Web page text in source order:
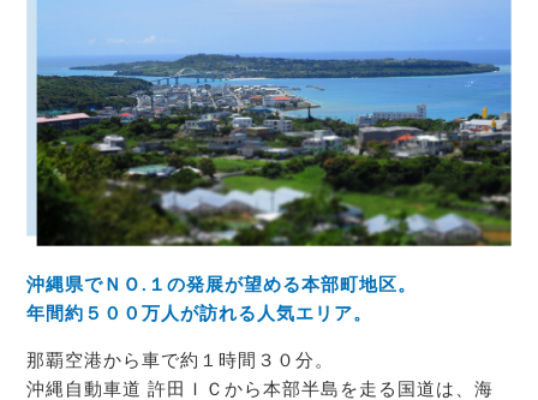
沖縄県でＮＯ.１の発展が望める本部町地区。
年間約５００万人が訪れる人気エリア。
那覇空港から車で約１時間３０分。
沖縄自動車道 許田ＩＣから本部半島を走る国道は、海